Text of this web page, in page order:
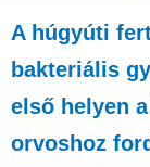
A húgyúti
bakteriális
első helyen
orvoshoz